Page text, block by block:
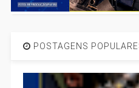
POSTAGENS